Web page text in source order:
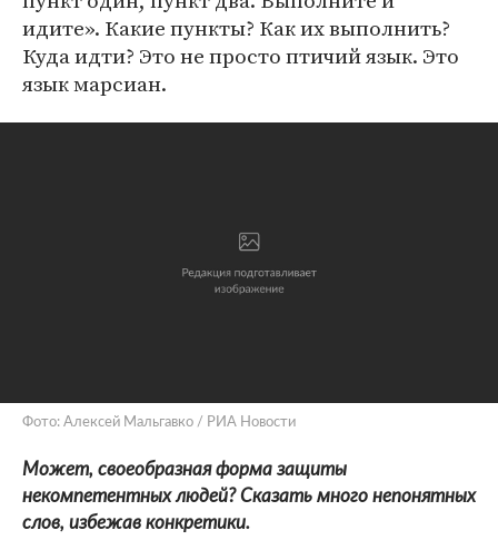
идите». Какие пункты? Как их выполнить?
Куда идти? Это не просто птичий язык. Это
язык марсиан.
Фото: Алексей Мальгавко / РИА Новости
Может, своеобразная форма защиты
некомпетентных людей? Сказать много непонятных
слов, избежав конкретики.